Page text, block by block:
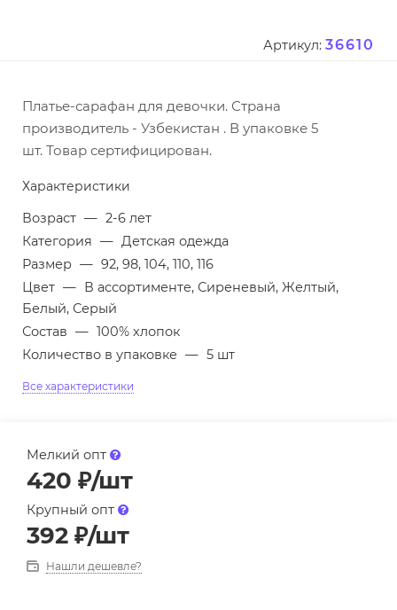
Артикул: 36610
Платье-сарафан для девочки. Страна
производитель - Узбекистан . В упаковке 5
шт. Товар сертифицирован.
Характеристики
Возраст — 2-6 лет
Категория — Детская одежда
Размер — 92, 98, 104, 110, 116
Цвет — В ассортименте, Сиреневый, Желтый,
Белый, Серый
Состав — 100% хлопок
Количество в упаковке — 5 шт
Все характеристики
Мелкий опт
420 ₽/шт
Крупный опт
392 ₽/шт
Нашли дешевле?